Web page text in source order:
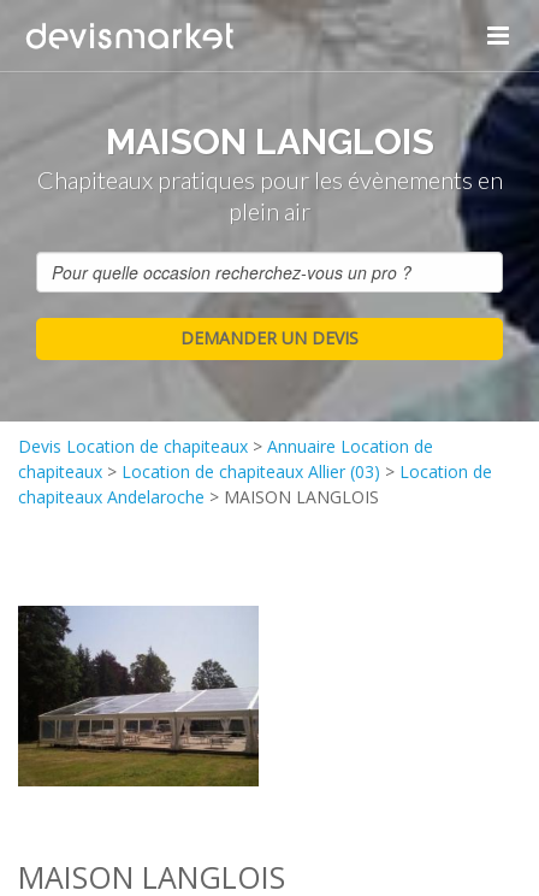
MAISON LANGLOIS
Chapiteaux pratiques pour les évènements en
plein air
Devis Location de chapiteaux > Annuaire Location de
chapiteaux > Location de chapiteaux Allier (03) > Location de
chapiteaux Andelaroche > MAISON LANGLOIS
MAISON LANGLOIS